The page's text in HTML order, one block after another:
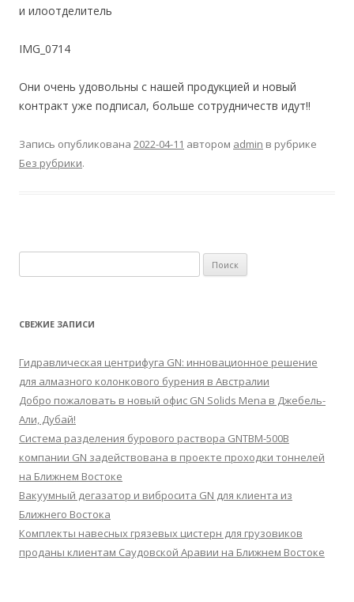
и илоотделитель
IMG_0714
Они очень удовольны с нашей продукцией и новый
контракт уже подписал, больше сотрудничеств идут!!
Запись опубликована 2022-04-11 автором admin в рубрике
Без рубрики.
СВЕЖИЕ ЗАПИСИ
Гидравлическая центрифуга GN: инновационное решение
для алмазного колонкового бурения в Австралии
Добро пожаловать в новый офис GN Solids Mena в Джебель-
Али, Дубай!
Система разделения бурового раствора GNTBM-500B
компании GN задействована в проекте проходки тоннелей
на Ближнем Востоке
Вакуумный дегазатор и вибросита GN для клиента из
Ближнего Востока
Комплекты навесных грязевых цистерн для грузовиков
проданы клиентам Саудовской Аравии на Ближнем Востоке